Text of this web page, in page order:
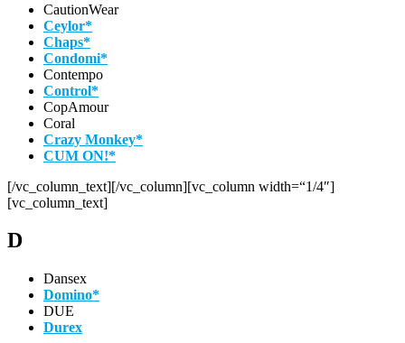
CautionWear
Ceylor*
Chaps*
Condomi*
Contempo
Control*
CopAmour
Coral
Crazy Monkey*
CUM ON!*
[/vc_column_text][/vc_column][vc_column width=“1/4″]
[vc_column_text]
D
Dansex
Domino*
DUE
Durex